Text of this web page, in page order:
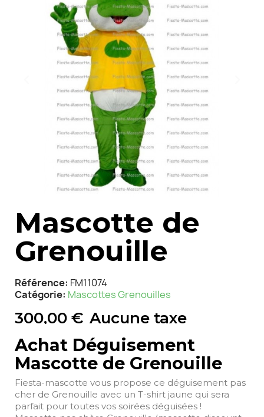
Mascotte de
Grenouille
Référence FM11074
Catégorie Mascottes Grenouilles
300,00 € Aucune taxe
Achat Déguisement
Mascotte de Grenouille
Fiesta-mascotte vous propose ce déguisement pas
cher de Grenouille avec un T-shirt jaune qui sera
parfait pour toutes vos soirées déguisées !